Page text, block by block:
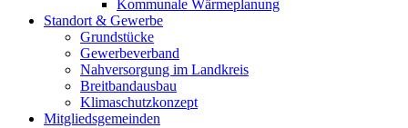
Kommunale Wärmeplanung
Standort & Gewerbe
Grundstücke
Gewerbeverband
Nahversorgung im Landkreis
Breitbandausbau
Klimaschutzkonzept
Mitgliedsgemeinden